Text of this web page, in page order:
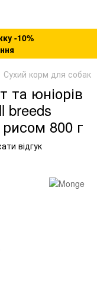
-10%
Сухий корм для собак
та юніорів
breeds
800 г
відгук